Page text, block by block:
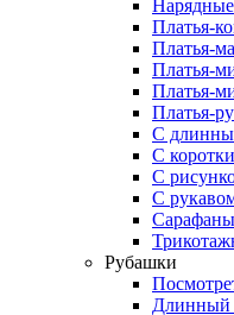
Нарядные
Платья-
Платья-
Платья-
Платья-
Платья-
С
С
С
С
Сарафаны
Рубашки
Длинный